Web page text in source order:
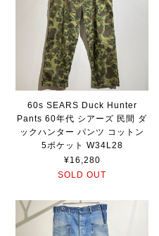
60s SEARS Duck Hunter
Pants 60年代 シアーズ 民間 ダ
ックハンター パンツ コットン
5ポケット W34L28
¥16,280
SOLD OUT